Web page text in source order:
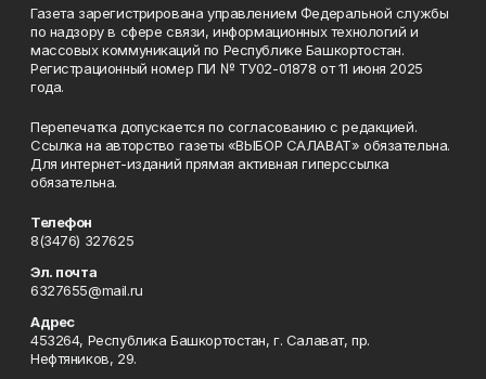
Газета зарегистрирована управлением Федеральной службы
по надзору в сфере связи, информационных технологий и
массовых коммуникаций по Республике Башкортостан.
Регистрационный номер ПИ № ТУ02-01878 от 11 июня 2025
года.
Перепечатка допускается по согласованию с редакцией.
Ссылка на авторство газеты «ВЫБОР САЛАВАТ» обязательна.
Для интернет-изданий прямая активная гиперссылка
обязательна.
Телефон
8(3476) 327625
Эл. почта
6327655@mail.ru
Адрес
453264, Республика Башкортостан, г. Салават, пр.
Нефтяников, 29.